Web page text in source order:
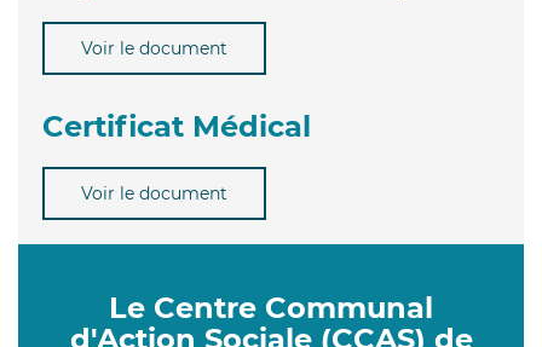
Voir le document
Certificat Médical
Voir le document
Le Centre Communal
d'Action Sociale (CCAS) de